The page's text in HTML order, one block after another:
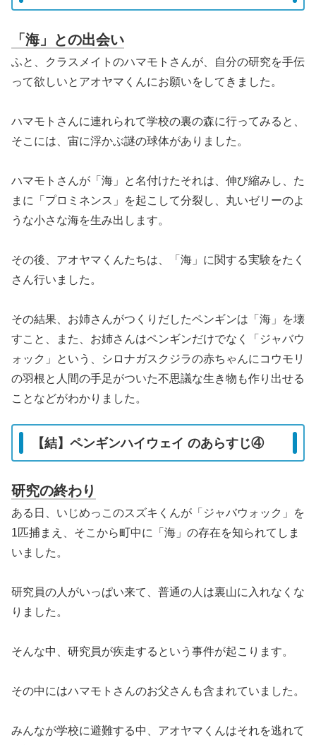
「海」との出会い
ふと、クラスメイトのハマモトさんが、自分の研究を手伝
って欲しいとアオヤマくんにお願いをしてきました。
ハマモトさんに連れられて学校の裏の森に行ってみると、
そこには、宙に浮かぶ謎の球体がありました。
ハマモトさんが「海」と名付けたそれは、伸び縮みし、た
まに「プロミネンス」を起こして分裂し、丸いゼリーのよ
うな小さな海を生み出します。
その後、アオヤマくんたちは、「海」に関する実験をたく
さん行いました。
その結果、お姉さんがつくりだしたペンギンは「海」を壊
すこと、また、お姉さんはペンギンだけでなく「ジャバウ
ォック」という、シロナガスクジラの赤ちゃんにコウモリ
の羽根と人間の手足がついた不思議な生き物も作り出せる
ことなどがわかりました。
【結】ペンギンハイウェイ のあらすじ④
研究の終わり
ある日、いじめっこのスズキくんが「ジャバウォック」を
1匹捕まえ、そこから町中に「海」の存在を知られてしま
いました。
研究員の人がいっぱい来て、普通の人は裏山に入れなくな
りました。
そんな中、研究員が疾走するという事件が起こります。
その中にはハマモトさんのお父さんも含まれていました。
みんなが学校に避難する中、アオヤマくんはそれを逃れて